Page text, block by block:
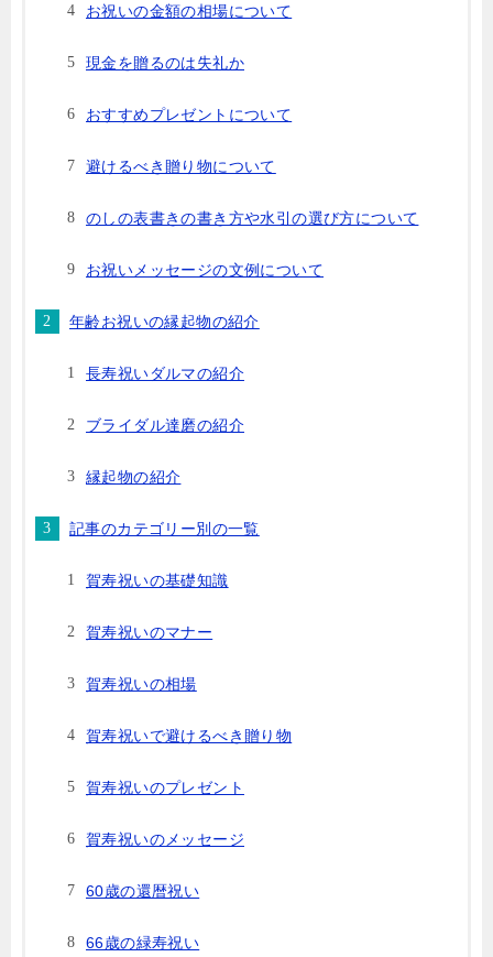
お祝いの金額の相場について
現金を贈るのは失礼か
おすすめプレゼントについて
避けるべき贈り物について
のしの表書きの書き方や水引の選び方について
お祝いメッセージの文例について
年齢お祝いの縁起物の紹介
長寿祝いダルマの紹介
ブライダル達磨の紹介
縁起物の紹介
記事のカテゴリー別の一覧
賀寿祝いの基礎知識
賀寿祝いのマナー
賀寿祝いの相場
賀寿祝いで避けるべき贈り物
賀寿祝いのプレゼント
賀寿祝いのメッセージ
60歳の還暦祝い
66歳の緑寿祝い